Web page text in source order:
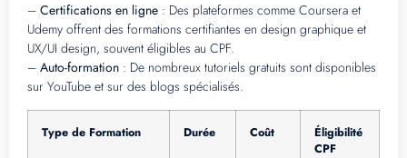
– Certifications en ligne : Des plateformes comme Coursera et
Udemy offrent des formations certifiantes en design graphique et
UX/UI design, souvent éligibles au CPF.
– Auto-formation : De nombreux tutoriels gratuits sont disponibles
sur YouTube et sur des blogs spécialisés.
Type de Formation Durée Coût
Éligibilité
CPF